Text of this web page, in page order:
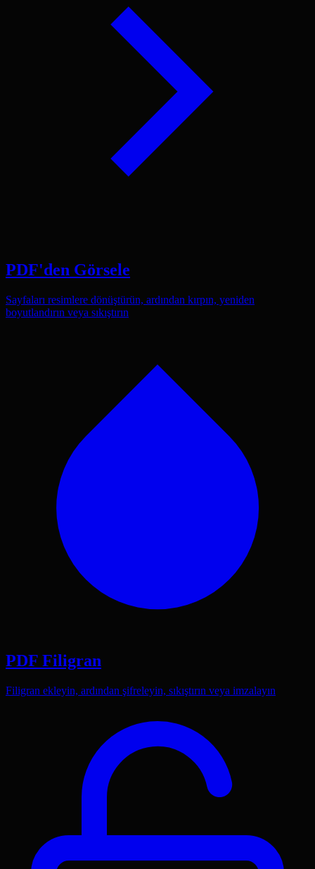
PDF'den Görsele
Sayfaları resimlere dönüştürün, ardından kırpın, yeniden
boyutlandırın veya sıkıştırın
PDF Filigran
Filigran ekleyin, ardından şifreleyin, sıkıştırın veya imzalayın